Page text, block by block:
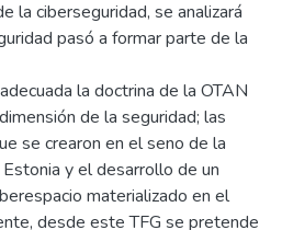
la ciberseguridad, se analizará
pasó a formar parte de la
la doctrina de la OTAN
de la seguridad; las
se crearon en el seno de la
y el desarrollo de un
materializado en el
desde este TFG se pretende